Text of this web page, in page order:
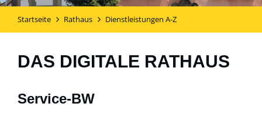
Startseite Rathaus Dienstleistungen A-Z
DAS DIGITALE RATHAUS
Service-BW